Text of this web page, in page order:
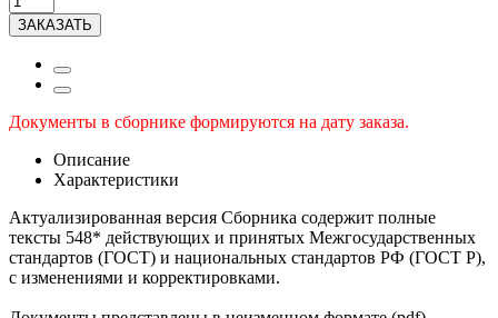
ЗАКАЗАТЬ
Документы в сборнике формируются на дату заказа.
Описание
Характеристики
Актуализированная версия Сборника содержит полные
тексты 548* действующих и принятых Межгосударственных
стандартов (ГОСТ) и национальных стандартов РФ (ГОСТ Р),
с изменениями и корректировками.